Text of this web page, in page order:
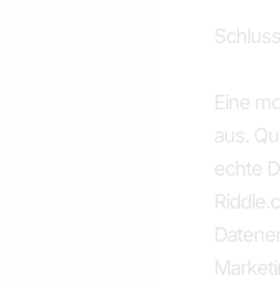
Eine
aus.
echte